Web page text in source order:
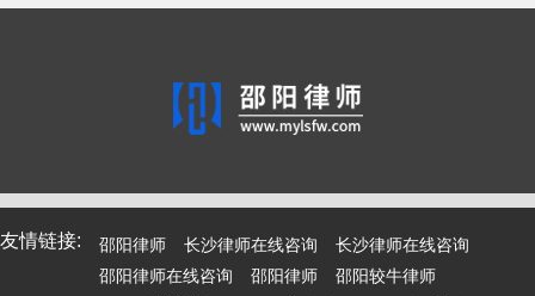
友情链接: 邵阳律师 长沙律师在线咨询
长沙律师在线咨询
邵阳律师在线咨询
邵阳律师
邵阳较牛律师